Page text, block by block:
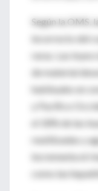
Según la OMS,
incorrecto del
raras. Las
de material
habituales en
y Pacífico
el 18% de las
reutilizadas y
incrementa el
como las